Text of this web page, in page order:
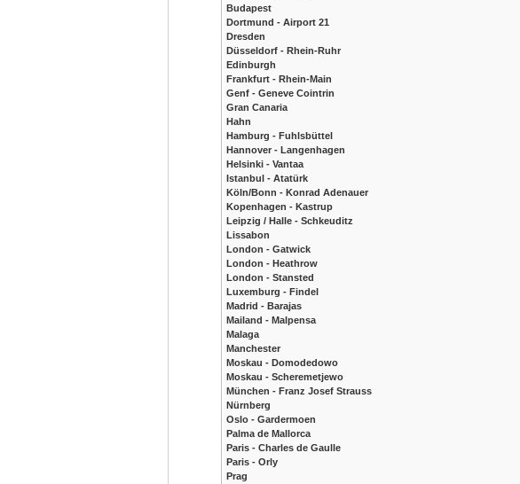
Budapest
Dortmund - Airport 21
Dresden
Düsseldorf - Rhein-Ruhr
Edinburgh
Frankfurt - Rhein-Main
Genf - Geneve Cointrin
Gran Canaria
Hahn
Hamburg - Fuhlsbüttel
Hannover - Langenhagen
Helsinki - Vantaa
Istanbul - Atatürk
Köln/Bonn - Konrad Adenauer
Kopenhagen - Kastrup
Leipzig / Halle - Schkeuditz
Lissabon
London - Gatwick
London - Heathrow
London - Stansted
Luxemburg - Findel
Madrid - Barajas
Mailand - Malpensa
Malaga
Manchester
Moskau - Domodedowo
Moskau - Scheremetjewo
München - Franz Josef Strauss
Nürnberg
Oslo - Gardermoen
Palma de Mallorca
Paris - Charles de Gaulle
Paris - Orly
Prag